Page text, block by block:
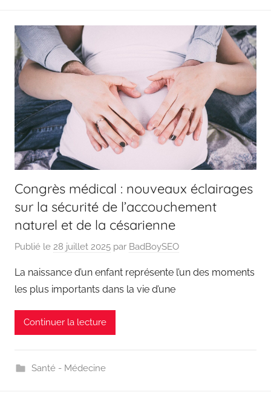
Congrès médical : nouveaux éclairages
sur la sécurité de l’accouchement
naturel et de la césarienne
Publié le 28 juillet 2025 par BadBoySEO
La naissance d’un enfant représente l’un des moments
les plus importants dans la vie d’une
Continuer la lecture
Santé - Médecine